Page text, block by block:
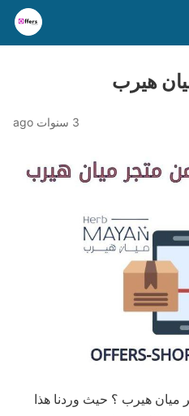
هيرب
3 سنوات ago
ميان هيرب ؟ حيث وردنا هذا